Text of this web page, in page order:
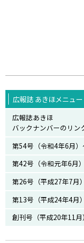
広報誌 あきほメニュー
広報誌あきほ
バックナンバーのリン
第54号（令和4年6月）
第42号（令和元年6月
第26号（平成27年7月
第13号（平成24年4月
創刊号（平成20年11月